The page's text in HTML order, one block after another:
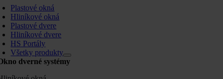
Plastové okná
Hliníkové okná
Plastové dvere
Hliníkové dvere
HS Portály
Všetky produkty
dverné systémy